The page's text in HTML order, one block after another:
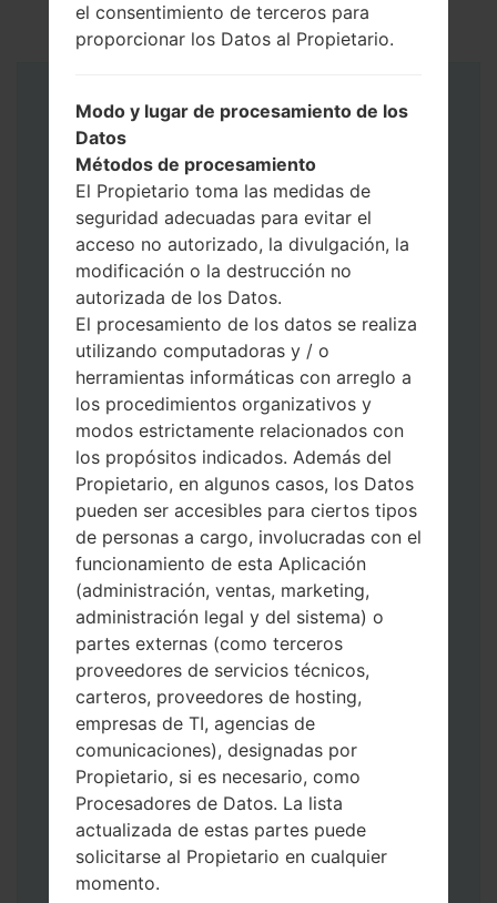
Instrucciones
Descargue a su PC: la última versión de
Odin 3.
A continuación, extraiga el archivo de
firmware.
Debe obtener 1 (si es archivo 1, elíjalo aquí)
o 5 (si es archivo 5, selecciónelo aquí):
AP: "Sistema y Recuperación"
CP: "Módem y Radio"
CSC _ ***: "País y región y operador"
HOME_CSC _ ***: "País y regióny
operador"
Agregue todos los archivos a Odin 3.
Si desea hacer clean flash, use CSC _ *** o
use HOME_CSC _ *** para mantener sus
datos y aplicaciones.
Ahora apague su teléfono y entre al Modo
de Descarga. Cómo hacer todos los
el consentimiento de terceros para
proporcionar los Datos al Propietario.
Modo y lugar de procesamiento de los
Datos
Métodos de procesamiento
El Propietario toma las medidas de
seguridad adecuadas para evitar el
acceso no autorizado, la divulgación, la
modificación o la destrucción no
autorizada de los Datos.
El procesamiento de los datos se realiza
utilizando computadoras y / o
herramientas informáticas con arreglo a
los procedimientos organizativos y
modos estrictamente relacionados con
los propósitos indicados. Además del
Propietario, en algunos casos, los Datos
pueden ser accesibles para ciertos tipos
de personas a cargo, involucradas con el
funcionamiento de esta Aplicación
(administración, ventas, marketing,
administración legal y del sistema) o
partes externas (como terceros
proveedores de servicios técnicos,
carteros, proveedores de hosting,
empresas de TI, agencias de
comunicaciones), designadas por
Propietario, si es necesario, como
Procesadores de Datos. La lista
actualizada de estas partes puede
solicitarse al Propietario en cualquier
momento.